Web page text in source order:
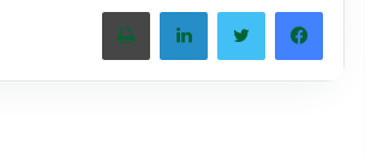
فيسبوك تويتر لينكدإن طباعة